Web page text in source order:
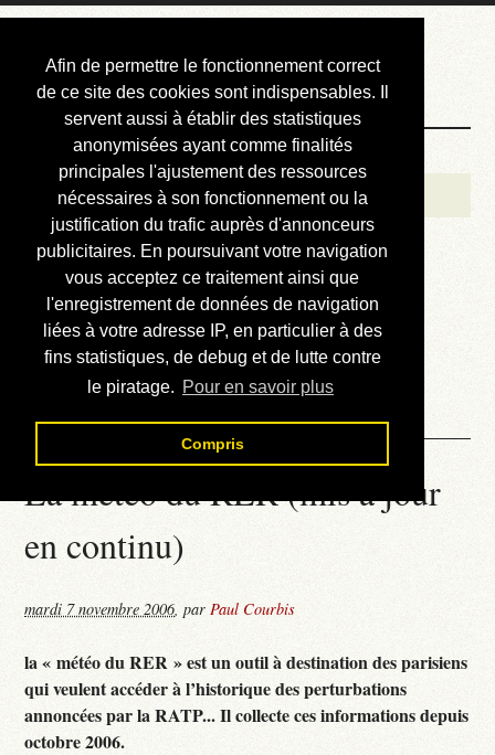
Afin de permettre le fonctionnement correct
de ce site des cookies sont indispensables. Il
servent aussi à établir des statistiques
anonymisées ayant comme finalités
principales l'ajustement des ressources
nécessaires à son fonctionnement ou la
justification du trafic auprès d'annonceurs
publicitaires. En poursuivant votre navigation
vous acceptez ce traitement ainsi que
l'enregistrement de données de navigation
liées à votre adresse IP, en particulier à des
fins statistiques, de debug et de lutte contre
le piratage. Pour en savoir plus
Compris
Courbis, « LE »
Blog Officiel
Bienvenue
Réalisations
Divers (et d’été)
Annonces
Liens externes
Téléchargement
Contact
La météo du RER (mis à jour
en continu)
mardi 7 novembre 2006,parPaul Courbis
la « météo du RER » est un outil à destination des parisiens
qui veulent accéder à l’historique des perturbations
annoncées par la RATP... Il collecte ces informations depuis
octobre 2006.